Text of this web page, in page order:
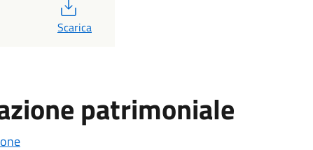
PDF
Scarica
patrimoniale